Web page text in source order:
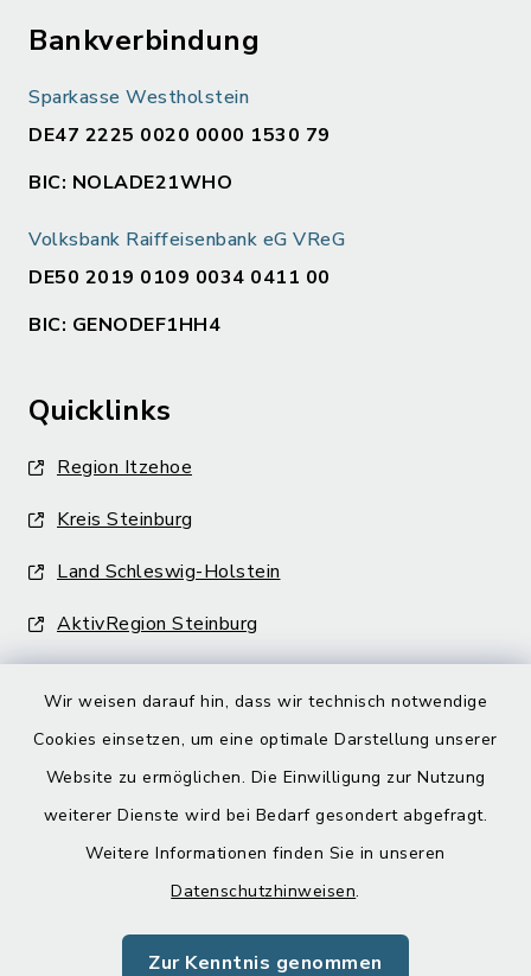
Wir weisen darauf hin, dass wir technisch notwendige
Cookies einsetzen, um eine optimale Darstellung unserer
Website zu ermöglichen. Die Einwilligung zur Nutzung
weiterer Dienste wird bei Bedarf gesondert abgefragt.
Weitere Informationen finden Sie in unseren
Datenschutzhinweisen.
Zur Kenntnis genommen
Bankverbindung
Sparkasse Westholstein
DE47 2225 0020 0000 1530 79
BIC: NOLADE21WHO
Volksbank Raiffeisenbank eG VReG
DE50 2019 0109 0034 0411 00
BIC: GENODEF1HH4
Quicklinks
Region Itzehoe
Kreis Steinburg
Land Schleswig-Holstein
AktivRegion Steinburg
Barrierefreiheit